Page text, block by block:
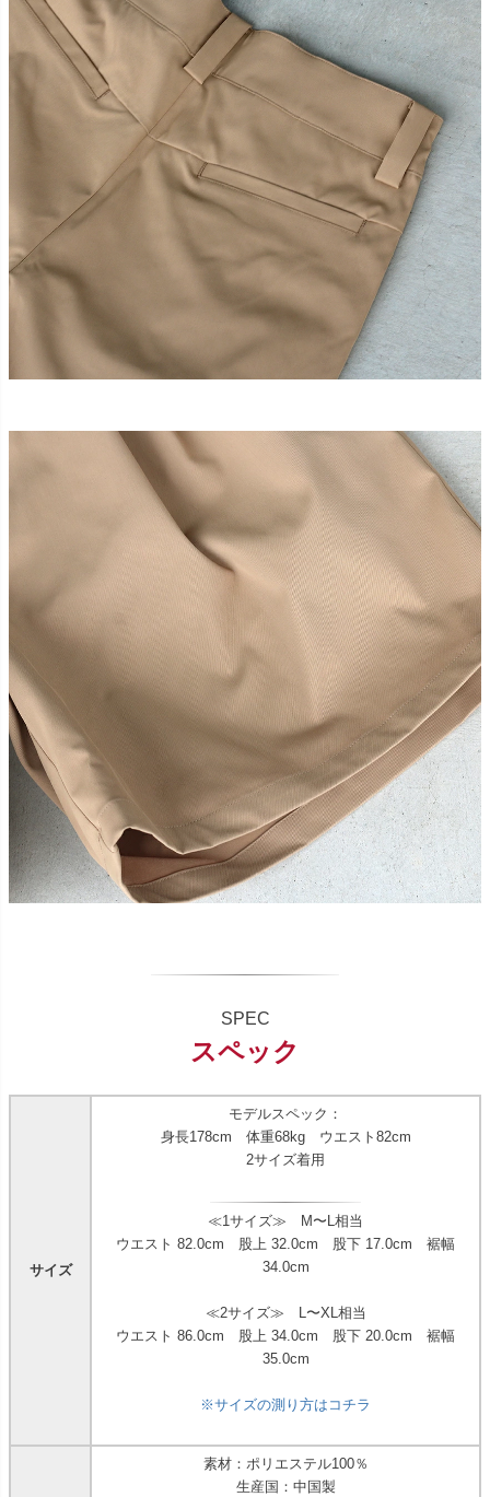
SPEC
スペック
サイズ
モデルスペック：
身長178cm 体重68kg ウエスト82cm
2サイズ着用
≪1サイズ≫ M〜L相当
ウエスト 82.0cm 股上 32.0cm 股下 17.0cm 裾幅
34.0cm
≪2サイズ≫ L〜XL相当
ウエスト 86.0cm 股上 34.0cm 股下 20.0cm 裾幅
35.0cm
※サイズの測り方はコチラ
素材：ポリエステル100％
生産国：中国製